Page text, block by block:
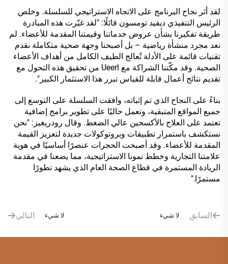
لقد أثر نجاح البرنامج على الاتجاه الاستراتيجي للسلسلة. وخلص
الرئيس التنفيذي ديفيد تومسون قائلًا: "لقد غيّرت هذه المبادرة
طريقة تفكيرنا بشأن عروض خدماتنا وقيمتنا المقدمة للأعضاء. لم
نعد مجرد منشأة رياضية – بل أصبحنا وجهة صحية متكاملة نقدم
تقنيات قائمة على الأدلة تُعالج الطيف الكامل من أهداف الأعضاء
الصحية. وقد مكّننا الشراكة مع Ueerl من تحقيق هذه التحول مع
تقديم نتائج أعمال قابلة للقياس تبرر هذا الاستثمار الكبير".
بناءً على النجاح الذي تم إثباته، وافقت السلسلة على التوسع إلى
جميع المواقع المتبقية، وتعمل حاليًا على تطوير برامج إضافية
تعتمد على العلاج بالأكسجين عالي الضغط. وقال رودريغيز: "نحن
نستكشف باستمرار تطبيقات وبروتوكولات جديدة لتعزيز القيمة
المقدمة للأعضاء. وقد أصبحت الحجرات عنصرًا أساسيًا في هوية
علامتنا التجارية وخطط نمونا الاستراتيجية، مما يضعنا في مقدمة
الريادة المستمرة في قطاع الصحة العام الذي يشهد تطورًا
مستمرًا."
السابق لا شيء التالي لا شيء